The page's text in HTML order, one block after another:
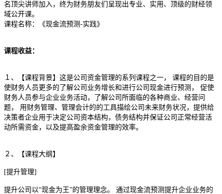
名顶尖讲师加入，终为财务朋友们呈现出专业、实用、顶级的财经领
域公开课。
课程名称：《现金流预测-实践》
课程收益：
１、【课程背景】这是公司资金管理的系列课程之一， 课程的目的是
使财务人员更多的了解公司业务增长和进行公司现金进行预测， 促使
财务人员参与企业业务活动，了解公司所面临的各种商业、经营问
题， 用财务管理、管理会计的的工具描绘公司未来财务状况，提供给
决策者企业用于决定公司资本结构，债务结构并保证公司正常经营活
动所需资金，以及提高盈余资金管理的效率。
２、【课程大纲】
[提升管理]
提升公司以“现金为王”的管理理念。 通过现金流预测提升企业业务的